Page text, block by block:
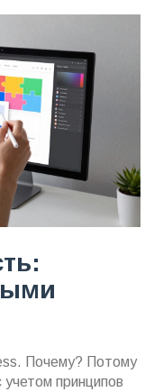
Почему? Потому
принципов